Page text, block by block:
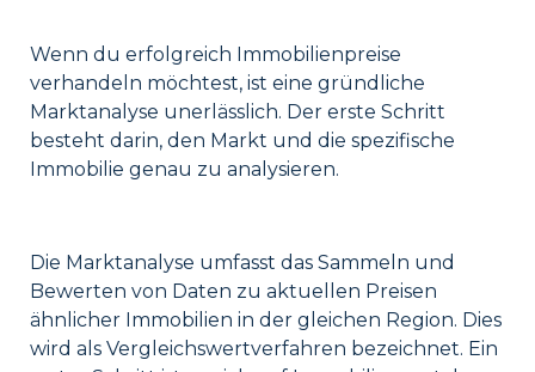
Wenn du erfolgreich Immobilienpreise
verhandeln möchtest, ist eine gründliche
Marktanalyse unerlässlich. Der erste Schritt
besteht darin, den Markt und die spezifische
Immobilie genau zu analysieren.
Die Marktanalyse umfasst das Sammeln und
Bewerten von Daten zu aktuellen Preisen
ähnlicher Immobilien in der gleichen Region. Dies
wird als Vergleichswertverfahren bezeichnet. Ein